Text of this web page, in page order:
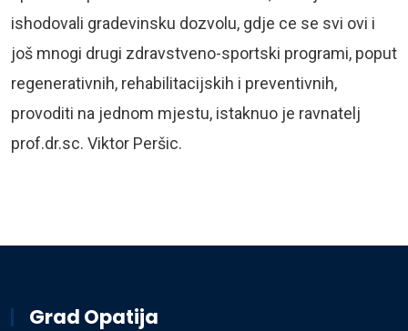
ishodovali gradevinsku dozvolu, gdje ce se svi ovi i
još mnogi drugi zdravstveno-sportski programi, poput
regenerativnih, rehabilitacijskih i preventivnih,
provoditi na jednom mjestu, istaknuo je ravnatelj
prof.dr.sc. Viktor Peršic.
Grad Opatija